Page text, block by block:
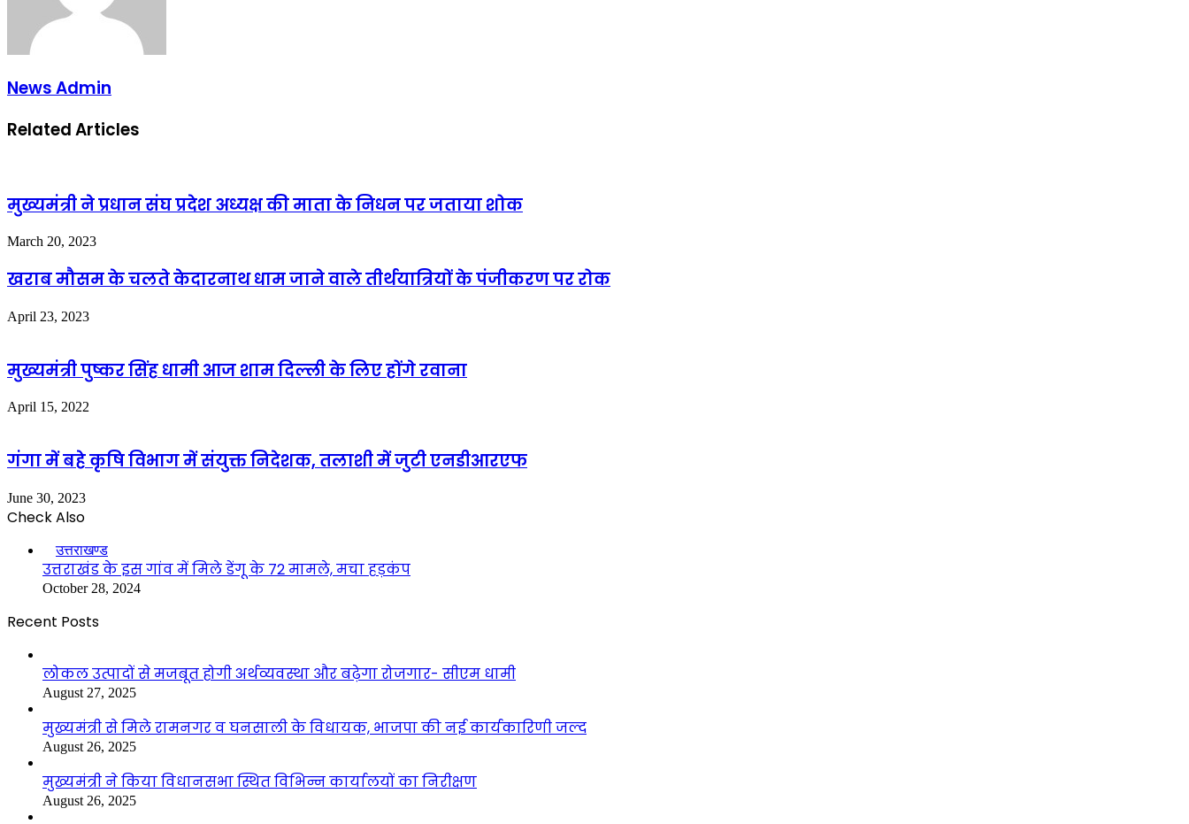
News Admin
Related Articles
मुख्यमंत्री ने प्रधान संघ प्रदेश अध्यक्ष की माता के निधन पर जताया शोक
March 20, 2023
खराब मौसम के चलते केदारनाथ धाम जाने वाले तीर्थयात्रियों के पंजीकरण पर रोक
April 23, 2023
मुख्यमंत्री पुष्कर सिंह धामी आज शाम दिल्ली के लिए होंगे रवाना
April 15, 2022
गंगा में बहे कृषि विभाग में संयुक्त निदेशक, तलाशी में जुटी एनडीआरएफ
June 30, 2023
Check Also
उत्तराखण्ड
उत्तराखंड के इस गांव में मिले डेंगू के 72 मामले, मचा हड़कंप
October 28, 2024
Recent Posts
लोकल उत्पादों से मजबूत होगी अर्थव्यवस्था और बढ़ेगा रोजगार- सीएम धामी
August 27, 2025
मुख्यमंत्री से मिले रामनगर व घनसाली के विधायक, भाजपा की नई कार्यकारिणी जल्द
August 26, 2025
मुख्यमंत्री ने किया विधानसभा स्थित विभिन्न कार्यालयों का निरीक्षण
August 26, 2025